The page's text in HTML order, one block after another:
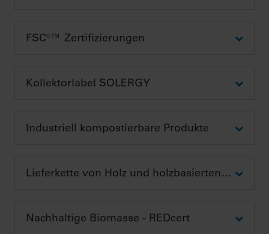
FSC®™ Zertifizierungen
Kollektorlabel SOLERGY
Industriell kompostierbare Produkte
Lieferkette von Holz und holzbasierten Produkten
Nachhaltige Biomasse - REDcert